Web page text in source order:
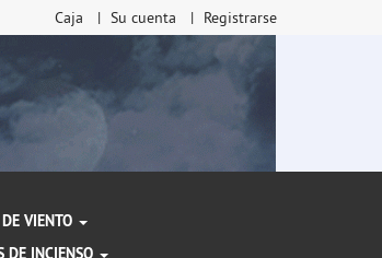
Caja Su cuenta Registrarse
VIENTO